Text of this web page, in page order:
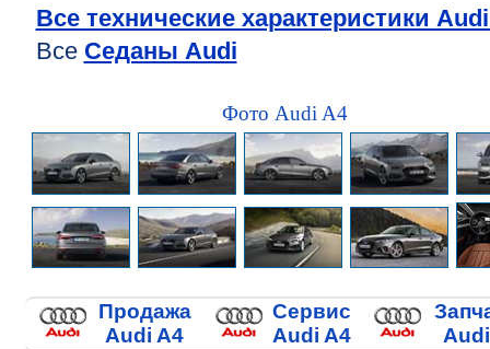
Все технические характеристики
Все Седаны Audi
Фото Audi A4
Продажа
Audi A4
Сервис
Audi A4